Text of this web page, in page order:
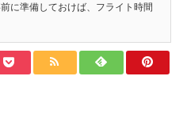
に準備しておけば、フライト時間